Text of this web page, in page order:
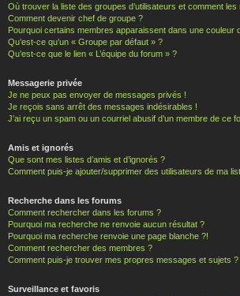
Où trouver la liste des groupes d’utilisateurs et comment les
Comment devenir chef de groupe ?
Pourquoi certains membres apparaissent dans une couleur
Qu’est-ce qu’un « Groupe par défaut » ?
Qu’est-ce que le lien « L’équipe du forum » ?
Messagerie privée
Je ne peux pas envoyer de messages privés !
Je reçois sans arrêt des messages indésirables !
J’ai reçu un spam ou un courriel abusif d’un membre de ce
Amis et ignorés
Que sont mes listes d’amis et d’ignorés ?
Comment puis-je ajouter/supprimer des utilisateurs de ma
Recherche dans les forums
Comment rechercher dans les forums ?
Pourquoi ma recherche ne renvoie aucun résultat ?
Pourquoi ma recherche renvoie une page blanche ?!
Comment rechercher des membres ?
Comment puis-je trouver mes propres messages et sujets ?
Surveillance et favoris